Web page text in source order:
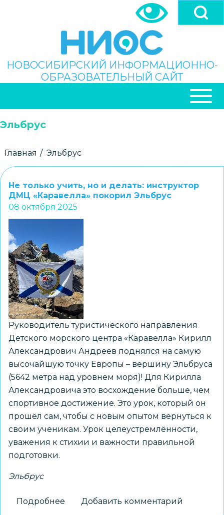
Поиск
НОВОСИБИРСКИЙ ИНФОРМАЦИОННО-
ОБРАЗОВАТЕЛЬНЫЙ САЙТ
НАВИГАЦИЯ
Эльбрус
Строка
Главная Эльбрус
Не только учить, но и делать: инструктор
ДМЦ «Каравелла» покорил Эльбрус
08 октября 2025
Руководитель туристического направления
Детского морского центра «Каравелла» Кирилл
Александрович Андреев поднялся на самую
высочайшую точку Европы – вершину Эльбруса
(5642 метра над уровнем моря)! Для Кирилла
Александровича это восхождение больше, чем
спортивное достижение. Это урок, который он
прошёл сам, чтобы с новым опытом вернуться к
своим ученикам. Урок целеустремлённости,
уважения к стихии и важности правильной
подготовки.
Эльбрус
Подробнее Добавить комментарий